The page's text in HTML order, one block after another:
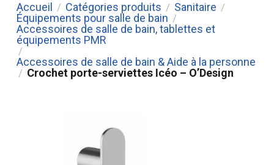
Accueil / Catégories produits / Sanitaire /
Équipements pour salle de bain /
Accessoires de salle de bain, tablettes et
équipements PMR
/
Accessoires de salle de bain & Aide à la personne
/ Crochet porte-serviettes Icéo – O’Design